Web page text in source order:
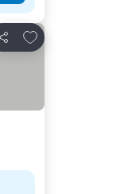
Compartir
Agregar a favoritos